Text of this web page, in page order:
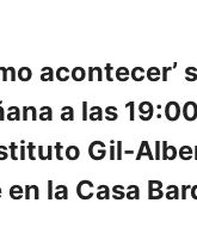
acontecer’
a las
Gil-
la Casa